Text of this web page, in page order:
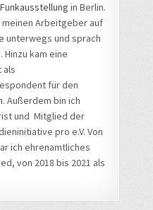
in Berlin.
meinen Arbeitgeber auf
unterwegs und sprach
Hinzu kam eine
als
für den
Außerdem bin ich
und Mitglied der
pro e.V. Von
ich ehrenamtliches
von 2018 bis 2021 als